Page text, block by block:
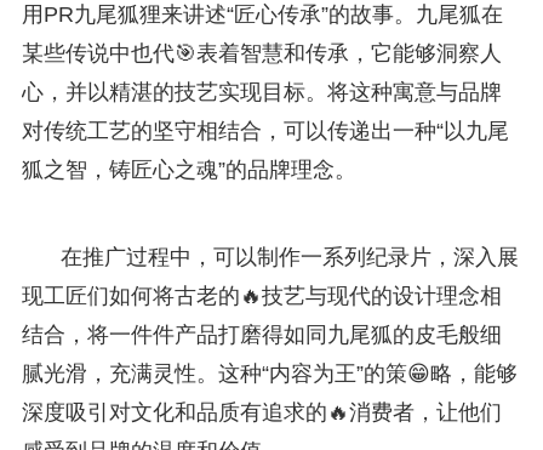
用PR九尾狐狸来讲述“匠心传承”的故事。九尾狐在
某些传说中也代🎯表着智慧和传承，它能够洞察人
心，并以精湛的技艺实现目标。将这种寓意与品牌
对传统工艺的坚守相结合，可以传递出一种“以九尾
狐之智，铸匠心之魂”的品牌理念。
在推广过程中，可以制作一系列纪录片，深入展
现工匠们如何将古老的🔥技艺与现代的设计理念相
结合，将一件件产品打磨得如同九尾狐的皮毛般细
腻光滑，充满灵性。这种“内容为王”的策😁略，能够
深度吸引对文化和品质有追求的🔥消费者，让他们